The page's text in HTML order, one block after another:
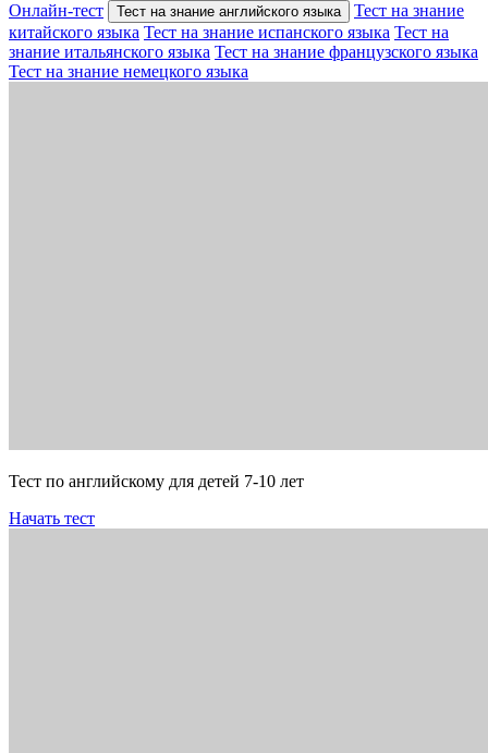
Онлайн-тест
Тест на знание английского языка
Тест на знание
китайского языка Тест на знание испанского языка Тест на
знание итальянского языка Тест на знание французского языка
Тест на знание немецкого языка
Тест по английскому для детей 7-10 лет
Начать тест